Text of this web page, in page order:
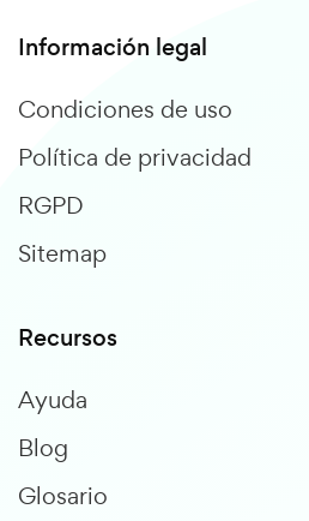
Información legal
Condiciones de uso
Política de privacidad
RGPD
Sitemap
Recursos
Ayuda
Blog
Glosario